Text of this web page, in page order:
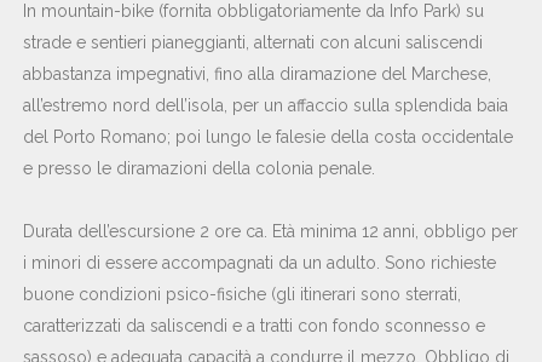
In mountain-bike (fornita obbligatoriamente da Info Park) su
strade e sentieri pianeggianti, alternati con alcuni saliscendi
abbastanza impegnativi, fino alla diramazione del Marchese,
all’estremo nord dell’isola, per un affaccio sulla splendida baia
del Porto Romano; poi lungo le falesie della costa occidentale
e presso le diramazioni della colonia penale.
Durata dell’escursione 2 ore ca. Età minima 12 anni, obbligo per
i minori di essere accompagnati da un adulto. Sono richieste
buone condizioni psico-fisiche (gli itinerari sono sterrati,
caratterizzati da saliscendi e a tratti con fondo sconnesso e
sassoso) e adeguata capacità a condurre il mezzo. Obbligo di